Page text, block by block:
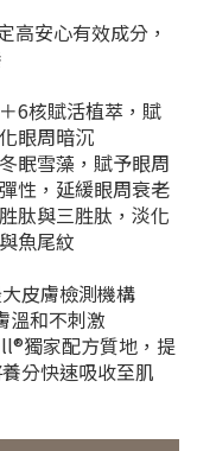
高安心有效成分，
6核賦活植萃，賦
眼周暗沉
眠雪藻，賦予眼周
性，延緩眼周衰老
肽與三胜肽，淡化
魚尾紋
皮膚檢測機構
溫和不刺激
獨家配方質地，提
分快速吸收至肌